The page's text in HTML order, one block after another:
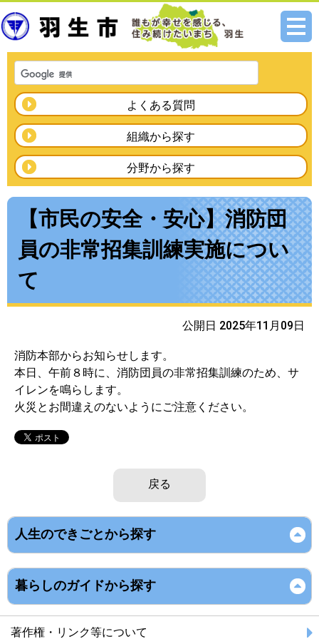
メニ
よくある質問
組織から探す
分野から探す
【市民の安全・安心】消防団
員の非常招集訓練実施につい
て
公開日 2025年11月09日
消防本部からお知らせします。
本日、午前８時に、消防団員の非常招集訓練のため、サ
イレンを鳴らします。
火災とお間違えのないようにご注意ください。
戻る
人生のできごとから探す
暮らしのガイドから探す
著作権・リンク等について